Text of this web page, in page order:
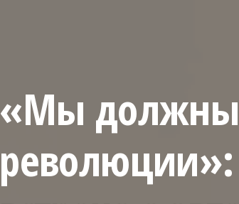
«Мы